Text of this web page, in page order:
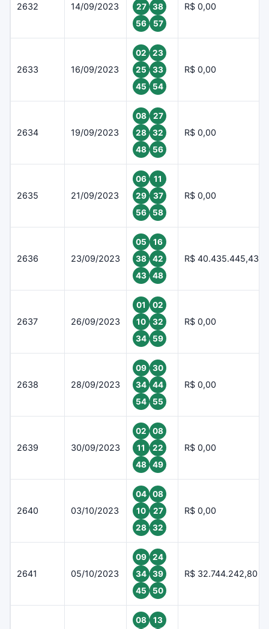
2632 14/09/2023
27
38
56
57
R$ 0,00
2633 16/09/2023
02
23
25
33
45
54
R$ 0,00
2634 19/09/2023
08
27
28
32
48
56
R$ 0,00
2635 21/09/2023
06
11
29
37
56
58
R$ 0,00
2636 23/09/2023
05
16
38
42
43
48
R$ 40.435.445,43
2637 26/09/2023
01
02
10
32
34
59
R$ 0,00
2638 28/09/2023
09
30
34
44
54
55
R$ 0,00
2639 30/09/2023
02
08
11
22
48
49
R$ 0,00
2640 03/10/2023
04
08
10
27
28
32
R$ 0,00
2641 05/10/2023
09
24
34
39
45
50
R$ 32.744.242,80
08 13